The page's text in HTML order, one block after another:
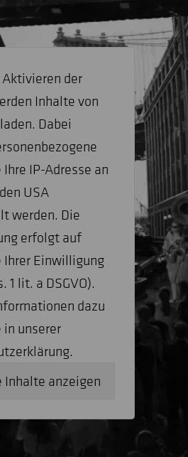
Aktivieren der
Inhalte von
Dabei
IP-Adresse an
USA
werden. Die
erfolgt auf
Ihrer Einwilligung
1 lit. a DSGVO).
dazu
unserer
Inhalte anzeigen